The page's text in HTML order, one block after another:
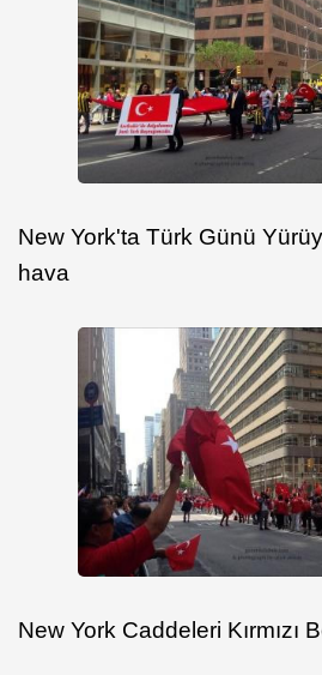
New York'ta Türk Günü
hava
New York Caddeleri Kırmızı